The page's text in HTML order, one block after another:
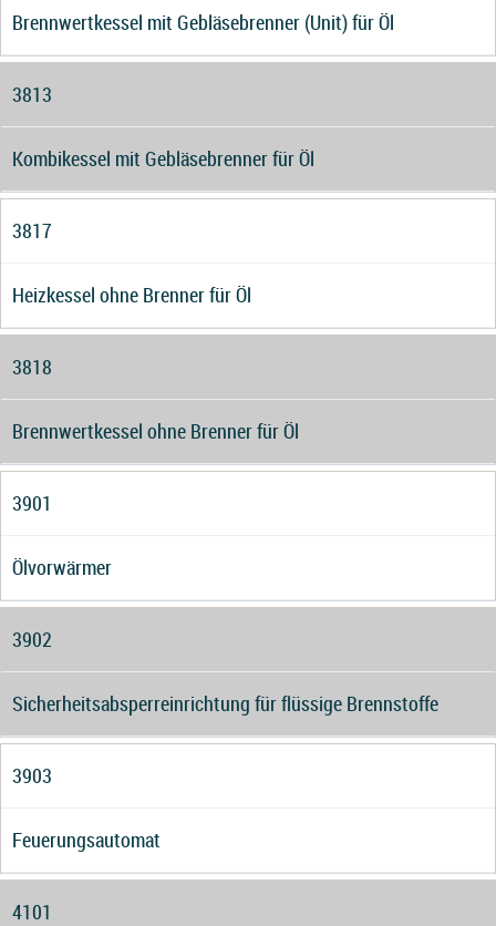
Brennwertkessel mit Gebläsebrenner (Unit) für Öl
3813
Kombikessel mit Gebläsebrenner für Öl
3817
Heizkessel ohne Brenner für Öl
3818
Brennwertkessel ohne Brenner für Öl
3901
Ölvorwärmer
3902
Sicherheitsabsperreinrichtung für flüssige Brennstoffe
3903
Feuerungsautomat
4101